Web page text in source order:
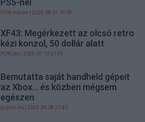
PS5-nél
PCW.master | 2025.08.01 19:09
XF43: Megérkezett az olcsó retro
kézi konzol, 50 dollár alatt
PCW.pro | 2025.07.13 21:35
Bemutatta saját handheld gépeit
az Xbox... és közben mégsem
egészen
gsplus.hu | 2025.06.08 21:40